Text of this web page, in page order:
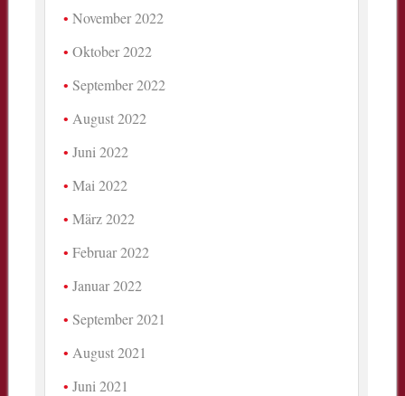
November 2022
Oktober 2022
September 2022
August 2022
Juni 2022
Mai 2022
März 2022
Februar 2022
Januar 2022
September 2021
August 2021
Juni 2021